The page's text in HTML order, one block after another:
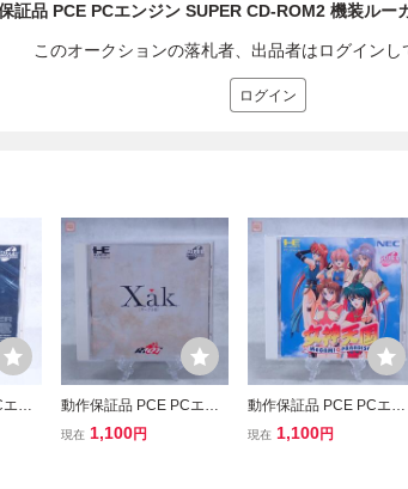
証品 PCE PCエンジン SUPER CD-ROM2 機装ルー
このオークションの落札者、出品者はログインし
ログイン
ン
動作保証品 PCE PCエン
ジン SUPER CD-ROM2
現在 1,100円
動作保証品 PCE PCエン
ジン SUPER CD-ROM2
現在 1,100円